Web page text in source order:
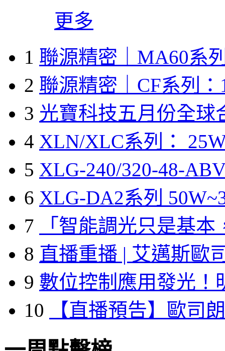
更多
1 聯源精密｜MA60系
2 聯源精密｜CF系列：
3 光寶科技五月份全球
4 XLN/XLC系列：
5 XLG-240/320-48-
6 XLG-DA2系列
7
「智能調光只是基本
8 直播重播 | 艾邁斯歐
9 數位控制應用發光！
10
【直播預告】歐司